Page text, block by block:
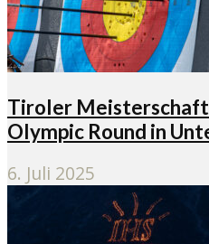
Tiroler
Olympic Round in
6. Juli 2025